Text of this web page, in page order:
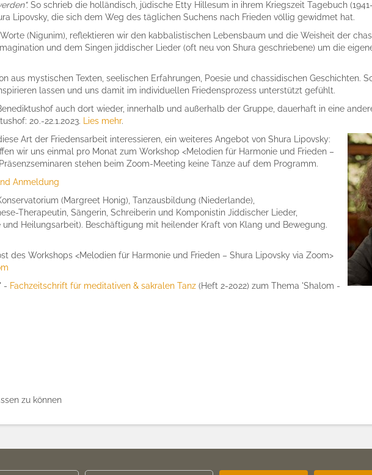
So schrieb die holländisch, jüdische Etty Hillesum in ihrem Kriegszeit Tagebuch
Lipovsky, die sich dem Weg des täglichen Suchens nach Frieden völlig gewidmet hat.
(Nigunim), reflektieren wir den kabbalistischen Lebensbaum und die Weisheit der
und dem Singen jiddischer Lieder (oft neu von Shura geschriebene) um die
aus mystischen Texten, seelischen Erfahrungen, Poesie und chassidischen Geschichten.
lassen und uns damit im individuellen Friedensprozess unterstützt gefühlt.
auch dort wieder, innerhalb und außerhalb der Gruppe, dauerhaft in eine
20.-22.1.2023. Lies mehr.
Art der Friedensarbeit interessieren, ein weiteres Angebot von Shura Lipovsky:
wir uns einmal pro Monat zum Workshop <Melodien für Harmonie und Frieden –
stehen beim Zoom-Meeting keine Tänze auf dem Programm.
Anmeldung
(Margreet Honig), Tanzausbildung (Niederlande),
Therapeutin, Sängerin, Schreiberin und Komponistin Jiddischer Lieder,
Heilungsarbeit). Beschäftigung mit heilender Kraft von Klang und Bewegung.
des Workshops <Melodien für Harmonie und Frieden – Shura Lipovsky via Zoom>
- Fachzeitschrift für meditativen & sakralen Tanz (Heft 2-2022) zum Thema 'Shalom -
zu können